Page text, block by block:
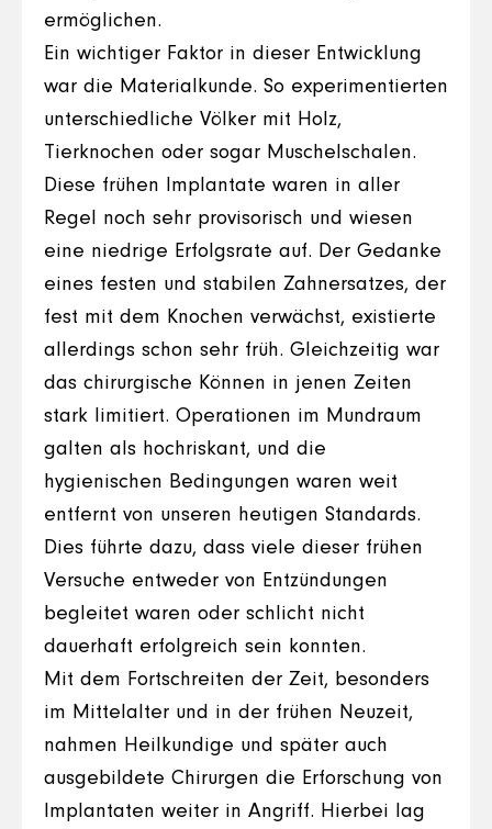
ermöglichen.
Ein wichtiger Faktor in dieser Entwicklung
war die Materialkunde. So experimentierten
unterschiedliche Völker mit Holz,
Tierknochen oder sogar Muschelschalen.
Diese frühen Implantate waren in aller
Regel noch sehr provisorisch und wiesen
eine niedrige Erfolgsrate auf. Der Gedanke
eines festen und stabilen Zahnersatzes, der
fest mit dem Knochen verwächst, existierte
allerdings schon sehr früh. Gleichzeitig war
das chirurgische Können in jenen Zeiten
stark limitiert. Operationen im Mundraum
galten als hochriskant, und die
hygienischen Bedingungen waren weit
entfernt von unseren heutigen Standards.
Dies führte dazu, dass viele dieser frühen
Versuche entweder von Entzündungen
begleitet waren oder schlicht nicht
dauerhaft erfolgreich sein konnten.
Mit dem Fortschreiten der Zeit, besonders
im Mittelalter und in der frühen Neuzeit,
nahmen Heilkundige und später auch
ausgebildete Chirurgen die Erforschung von
Implantaten weiter in Angriff. Hierbei lag